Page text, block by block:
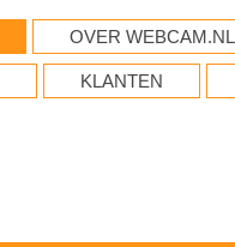
OVER WEBCAM.NL
KLANTEN